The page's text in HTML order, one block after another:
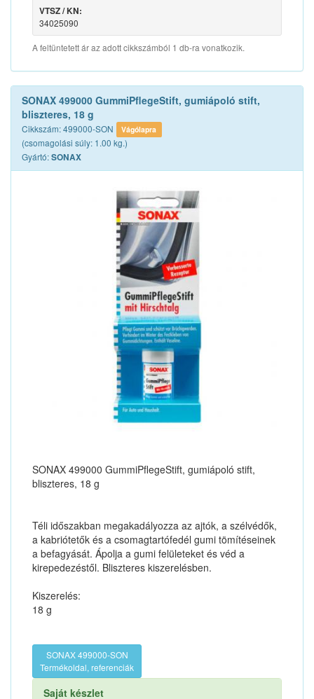
VTSZ / KN:
34025090
A feltüntetett ár az adott cikkszámból 1 db-ra vonatkozik.
SONAX 499000 GummiPflegeStift, gumiápoló stift,
bliszteres, 18 g
Cikkszám: 499000-SON Vágólapra
(csomagolási súly: 1.00 kg.)
Gyártó:SONAX
SONAX 499000 GummiPflegeStift, gumiápoló stift,
bliszteres, 18 g
Téli időszakban megakadályozza az ajtók, a szélvédők,
a kabriótetők és a csomagtartófedél gumi tömítéseinek
a befagyását. Ápolja a gumi felületeket és véd a
kirepedezéstől. Bliszteres kiszerelésben.
Kiszerelés:
18 g
SONAX 499000-SON
Termékoldal, referenciák
Saját készlet